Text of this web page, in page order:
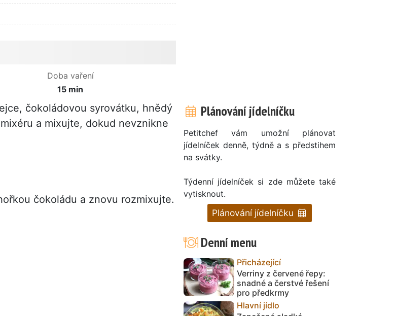
Doba vaření
15 min
čokoládovou syrovátku, hnědý
a mixujte, dokud nevznikne
čokoládu a znovu rozmixujte.
Plánování jídelníčku
Petitchef vám umožní plánovat
jídelníček denně, týdně a s předstihem
na svátky.
Týdenní jídelníček si zde můžete také
vytisknout.
Plánování jídelníčku
Denní menu
Přicházející
Verriny z červené řepy:
snadné a čerstvé řešení
pro předkrmy
Hlavní jídlo